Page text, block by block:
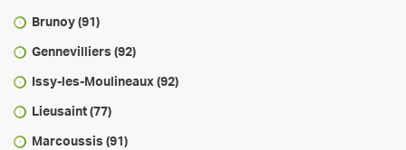
Brunoy (91)
Gennevilliers (92)
Issy-les-Moulineaux (92)
Lieusaint (77)
Marcoussis (91)